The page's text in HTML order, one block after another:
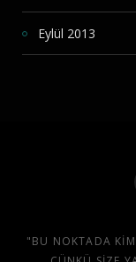
Eylül 2013
"BU NOKTADA